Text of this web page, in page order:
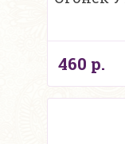
460 р.